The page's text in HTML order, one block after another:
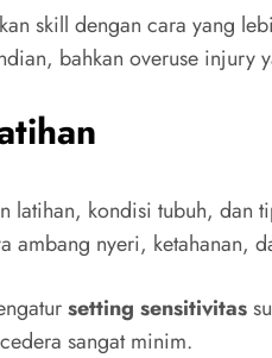
skill dengan cara yang
bahkan overuse injury
latihan, kondisi tubuh,
ambang nyeri, ketahanan,
setting sensitivitas
sangat minim.